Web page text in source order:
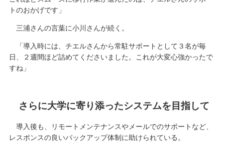
トのおかげです」
三浦さんの言葉に小川さんが続く。
「導入時には、チエルさんから常駐サポートとして３名が毎
日、２週間ほど詰めてくださいました。これが大変心強かったで
すね」
さらに大学に寄り添ったシステムを目指して
導入後も、リモートメンテナンスやメールでのサポートなど、
レスポンスの良いバックアップ体制に助けられている。